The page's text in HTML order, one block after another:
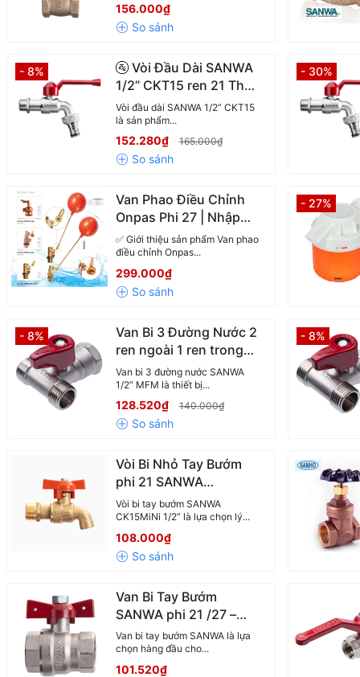
156.000₫
- 8%
🚰 Vòi Đầu Dài SANWA
1/2” CKT15 ren 21 Thái
Lan – Vòi Nước Chính
Hãng, Chống Gỉ, Siêu
Bền
Vòi đầu dài SANWA 1/2” CKT15
là sản phẩm...
152.280₫ 165.000₫
- 30%
Van Phao Điều Chỉnh
Onpas Phi 27 | Nhập
Khẩu Chính Hãng –
Chống Rò Nước – Độ
Bền Cao
✅ Giới thiệu sản phẩm Van phao
điều chỉnh Onpas...
299.000₫
- 27%
- 8%
Van Bi 3 Đường Nước 2
ren ngoài 1 ren trong
SANWA 1/2” MFM –
Tiện Dụng Cho Mọi Hệ
Thống Cấp Nước
Van bi 3 đường nước SANWA
1/2” MFM là thiết bị...
128.520₫ 140.000₫
- 8%
Vòi Bi Nhỏ Tay Bướm
phi 21 SANWA
CK15MiNi – Nhỏ Gọn,
Bền Bỉ, Chống Rò Rỉ
Tuyệt Đối
Vòi bi tay bướm SANWA
CK15MiNi 1/2” là lựa chọn lý...
108.000₫
Van Bi Tay Bướm
SANWA phi 21 /27 –
Điều Khiển Nước Chính
Xác, Bền Bỉ Theo Thời
Gian
Van bi tay bướm SANWA là lựa
chọn hàng đầu cho...
101.520₫